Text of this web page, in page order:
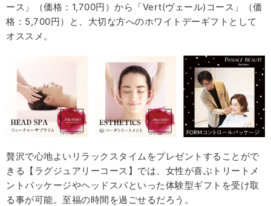
ース」（価格：1,700円）から「Vert(ヴェール)コース」（価
格：5,700円）と、大切な方へのホワイトデーギフトとして
オススメ。
贅沢で心地よいリラックスタイムをプレゼントすることがで
きる【ラグジュアリーコース】では、女性が喜ぶトリートメ
ントパッケージやヘッドスパといった体験型ギフトを受け取
る事が可能。至福の時間を過ごせるだろう。